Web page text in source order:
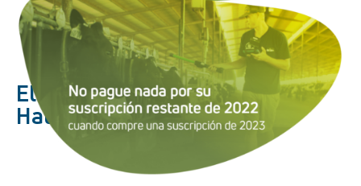
El líder mundial en Gestión de
Hatos Lecheros
Toma de decisiones basada en datos y orientada a los
beneficios